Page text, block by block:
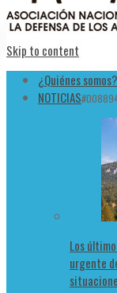
Skip to content
¿Quiénes somos?
NOTICIAS
Los
urgente